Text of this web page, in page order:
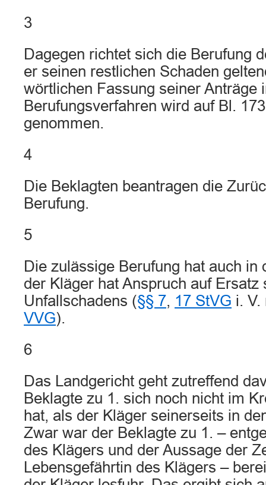
3
Dagegen richtet sich die Berufung
er seinen restlichen Schaden
wörtlichen Fassung seiner Anträge
Berufungsverfahren wird auf Bl.
genommen.
4
Die Beklagten beantragen die
Berufung.
5
Die zulässige Berufung hat auch in
der Kläger hat Anspruch auf Ersatz
Unfallschadens (§§ 7, 17 StVG i.
VVG).
6
Das Landgericht geht zutreffend
Beklagte zu 1. sich noch nicht im
hat, als der Kläger seinerseits in
Zwar war der Beklagte zu 1. –
des Klägers und der Aussage der
Lebensgefährtin des Klägers –